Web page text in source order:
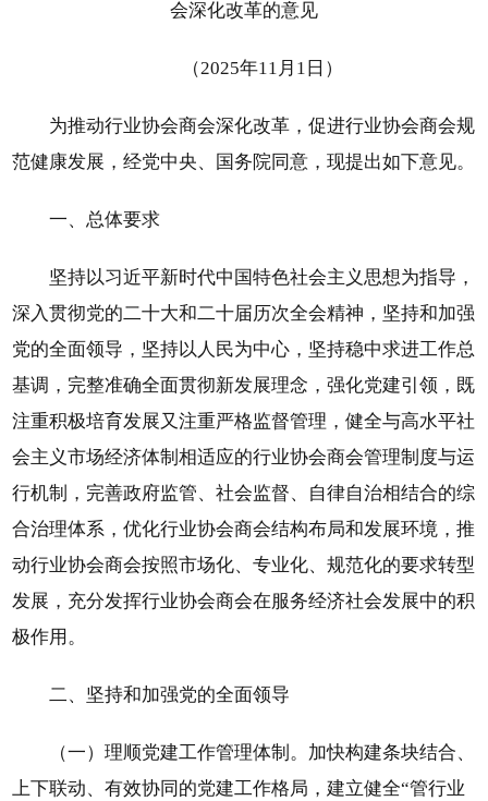
会深化改革的意见
（2025年11月1日）
为推动行业协会商会深化改革，促进行业协会商会规
范健康发展，经党中央、国务院同意，现提出如下意见。
一、总体要求
坚持以习近平新时代中国特色社会主义思想为指导，
深入贯彻党的二十大和二十届历次全会精神，坚持和加强
党的全面领导，坚持以人民为中心，坚持稳中求进工作总
基调，完整准确全面贯彻新发展理念，强化党建引领，既
注重积极培育发展又注重严格监督管理，健全与高水平社
会主义市场经济体制相适应的行业协会商会管理制度与运
行机制，完善政府监管、社会监督、自律自治相结合的综
合治理体系，优化行业协会商会结构布局和发展环境，推
动行业协会商会按照市场化、专业化、规范化的要求转型
发展，充分发挥行业协会商会在服务经济社会发展中的积
极作用。
二、坚持和加强党的全面领导
（一）理顺党建工作管理体制。加快构建条块结合、
上下联动、有效协同的党建工作格局，建立健全“管行业